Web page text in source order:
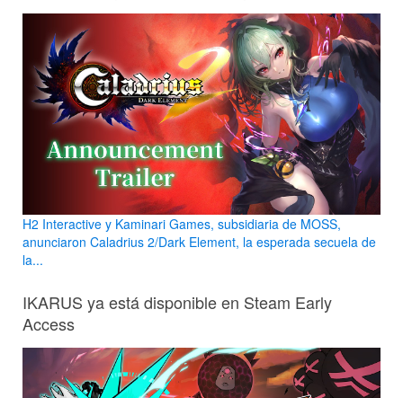
H2 Interactive y Kaminari Games, subsidiaria de MOSS,
anunciaron Caladrius 2/Dark Element, la esperada secuela de
la...
IKARUS ya está disponible en Steam Early
Access